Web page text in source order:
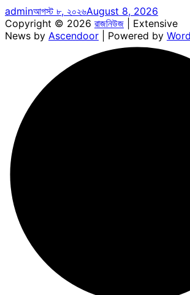
adminআগস্ট ৮, ২০২৬August 8, 2026
Copyright © 2026 রাজনিউজ | Extensive
News by Ascendoor | Powered by